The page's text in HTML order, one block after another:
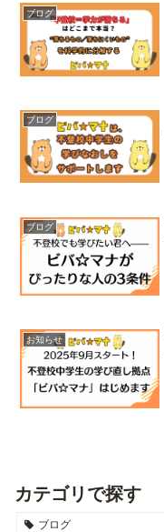
ブログ
ブログ
ブログ
お知らせ
カテゴリで探す
ブログ